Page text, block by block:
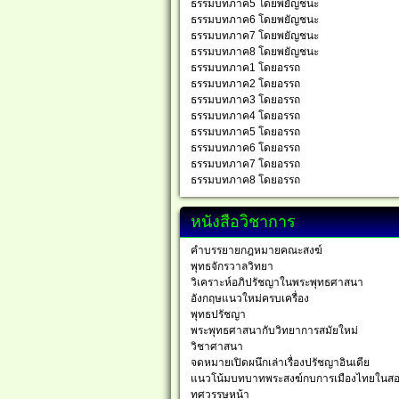
ธรรมบทภาค5 โดยพยัญชนะ
ธรรมบทภาค6 โดยพยัญชนะ
ธรรมบทภาค7 โดยพยัญชนะ
ธรรมบทภาค8 โดยพยัญชนะ
ธรรมบทภาค1 โดยอรรถ
ธรรมบทภาค2 โดยอรรถ
ธรรมบทภาค3 โดยอรรถ
ธรรมบทภาค4 โดยอรรถ
ธรรมบทภาค5 โดยอรรถ
ธรรมบทภาค6 โดยอรรถ
ธรรมบทภาค7 โดยอรรถ
ธรรมบทภาค8 โดยอรรถ
หนังสือวิชาการ
คำบรรยายกฎหมายคณะสงฆ์
พุทธจักรวาลวิทยา
วิเคราะห์อภิปรัชญาในพระพุทธศาสนา
อังกฤษแนวใหม่ครบเครื่อง
พุทธปรัชญา
พระพุทธศาสนากับวิทยาการสมัยใหม่
วิชาศาสนา
จดหมายเปิดผนึกเล่าเรื่องปรัชญาอินเดีย
แนวโน้มบทบาทพระสงฆ์กบการเมืองไทยในส
ทศวรรษหน้า